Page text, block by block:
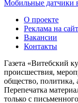
Мобильные датчики
О проекте
Реклама на
Вакансии
Контакты
Газета «Витебский
происшествия,
общество, политика,
Перепечатка
только с